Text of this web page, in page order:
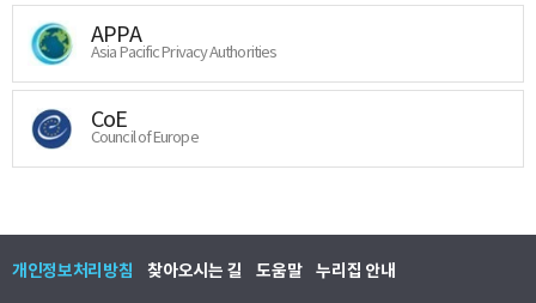
APPA
Asia Pacific Privacy Authorities
CoE
Council of Europe
개인정보처리방침 찾아오시는 길 도움말 누리집 안내